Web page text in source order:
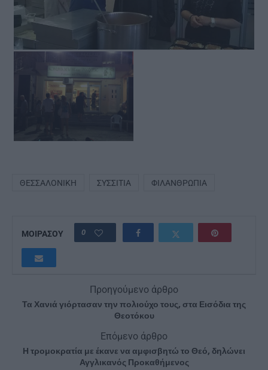
ΘΕΣΣΑΛΟΝΊΚΗ ΣΥΣΣΊΤΙΑ ΦΙΛΑΝΘΡΩΠΊΑ
ΜΟΙΡΑΣΟΥ 0
Προηγούμενο άρθρο
Τα Χανιά γιόρτασαν την πολιούχο τους, στα Εισόδια της
Θεοτόκου
Επόμενο άρθρο
Η τρομοκρατία με έκανε να αμφισβητώ το Θεό, δηλώνει
Αγγλικανός Προκαθήμενος